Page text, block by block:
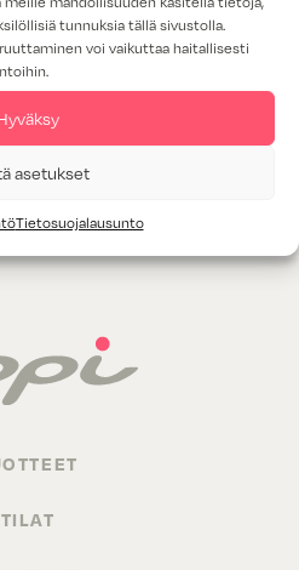
tunnuksia tällä sivustolla.
voi vaikuttaa haitallisesti
asetukset
Tietosuojalausunto
TILAT